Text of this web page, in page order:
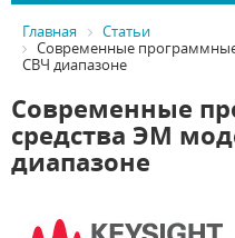
Главная
Статьи
Современные
СВЧ диапазоне
Современные
средства ЭМ
диапазоне